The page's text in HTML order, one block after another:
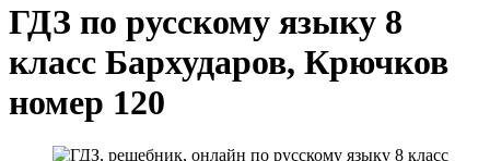
ГДЗ по русскому языку 8
класс Бархударов, Крючков
номер 120